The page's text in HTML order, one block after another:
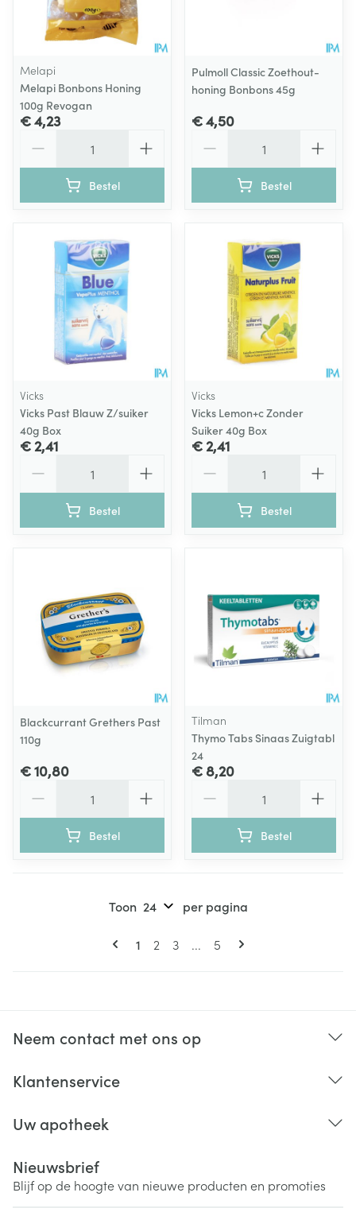
Melapi
Melapi Bonbons Honing
100g Revogan
€ 4,23
Bestel
Pulmoll Classic Zoethout-
honing Bonbons 45g
€ 4,50
Bestel
Vicks
Vicks Past Blauw Z/suiker
40g Box
€ 2,41
Bestel
Vicks
Vicks Lemon+c Zonder
Suiker 40g Box
€ 2,41
Bestel
Blackcurrant Grethers Past
110g
€ 10,80
Bestel
Tilman
Thymo Tabs Sinaas Zuigtabl
24
€ 8,20
Bestel
Pagina's
U lees momenteel pagina
1 Pagina
2 Pagina
3 ... Pagina
5
Toon per pagina
Neem contact met ons op
Klantenservice
Uw apotheek
Nieuwsbrief
Blijf op de hoogte van nieuwe producten en promoties